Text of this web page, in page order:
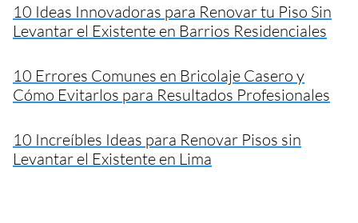
10 Ideas Innovadoras para Renovar tu Piso Sin
Levantar el Existente en Barrios Residenciales
10 Errores Comunes en Bricolaje Casero y
Cómo Evitarlos para Resultados Profesionales
10 Increíbles Ideas para Renovar Pisos sin
Levantar el Existente en Lima